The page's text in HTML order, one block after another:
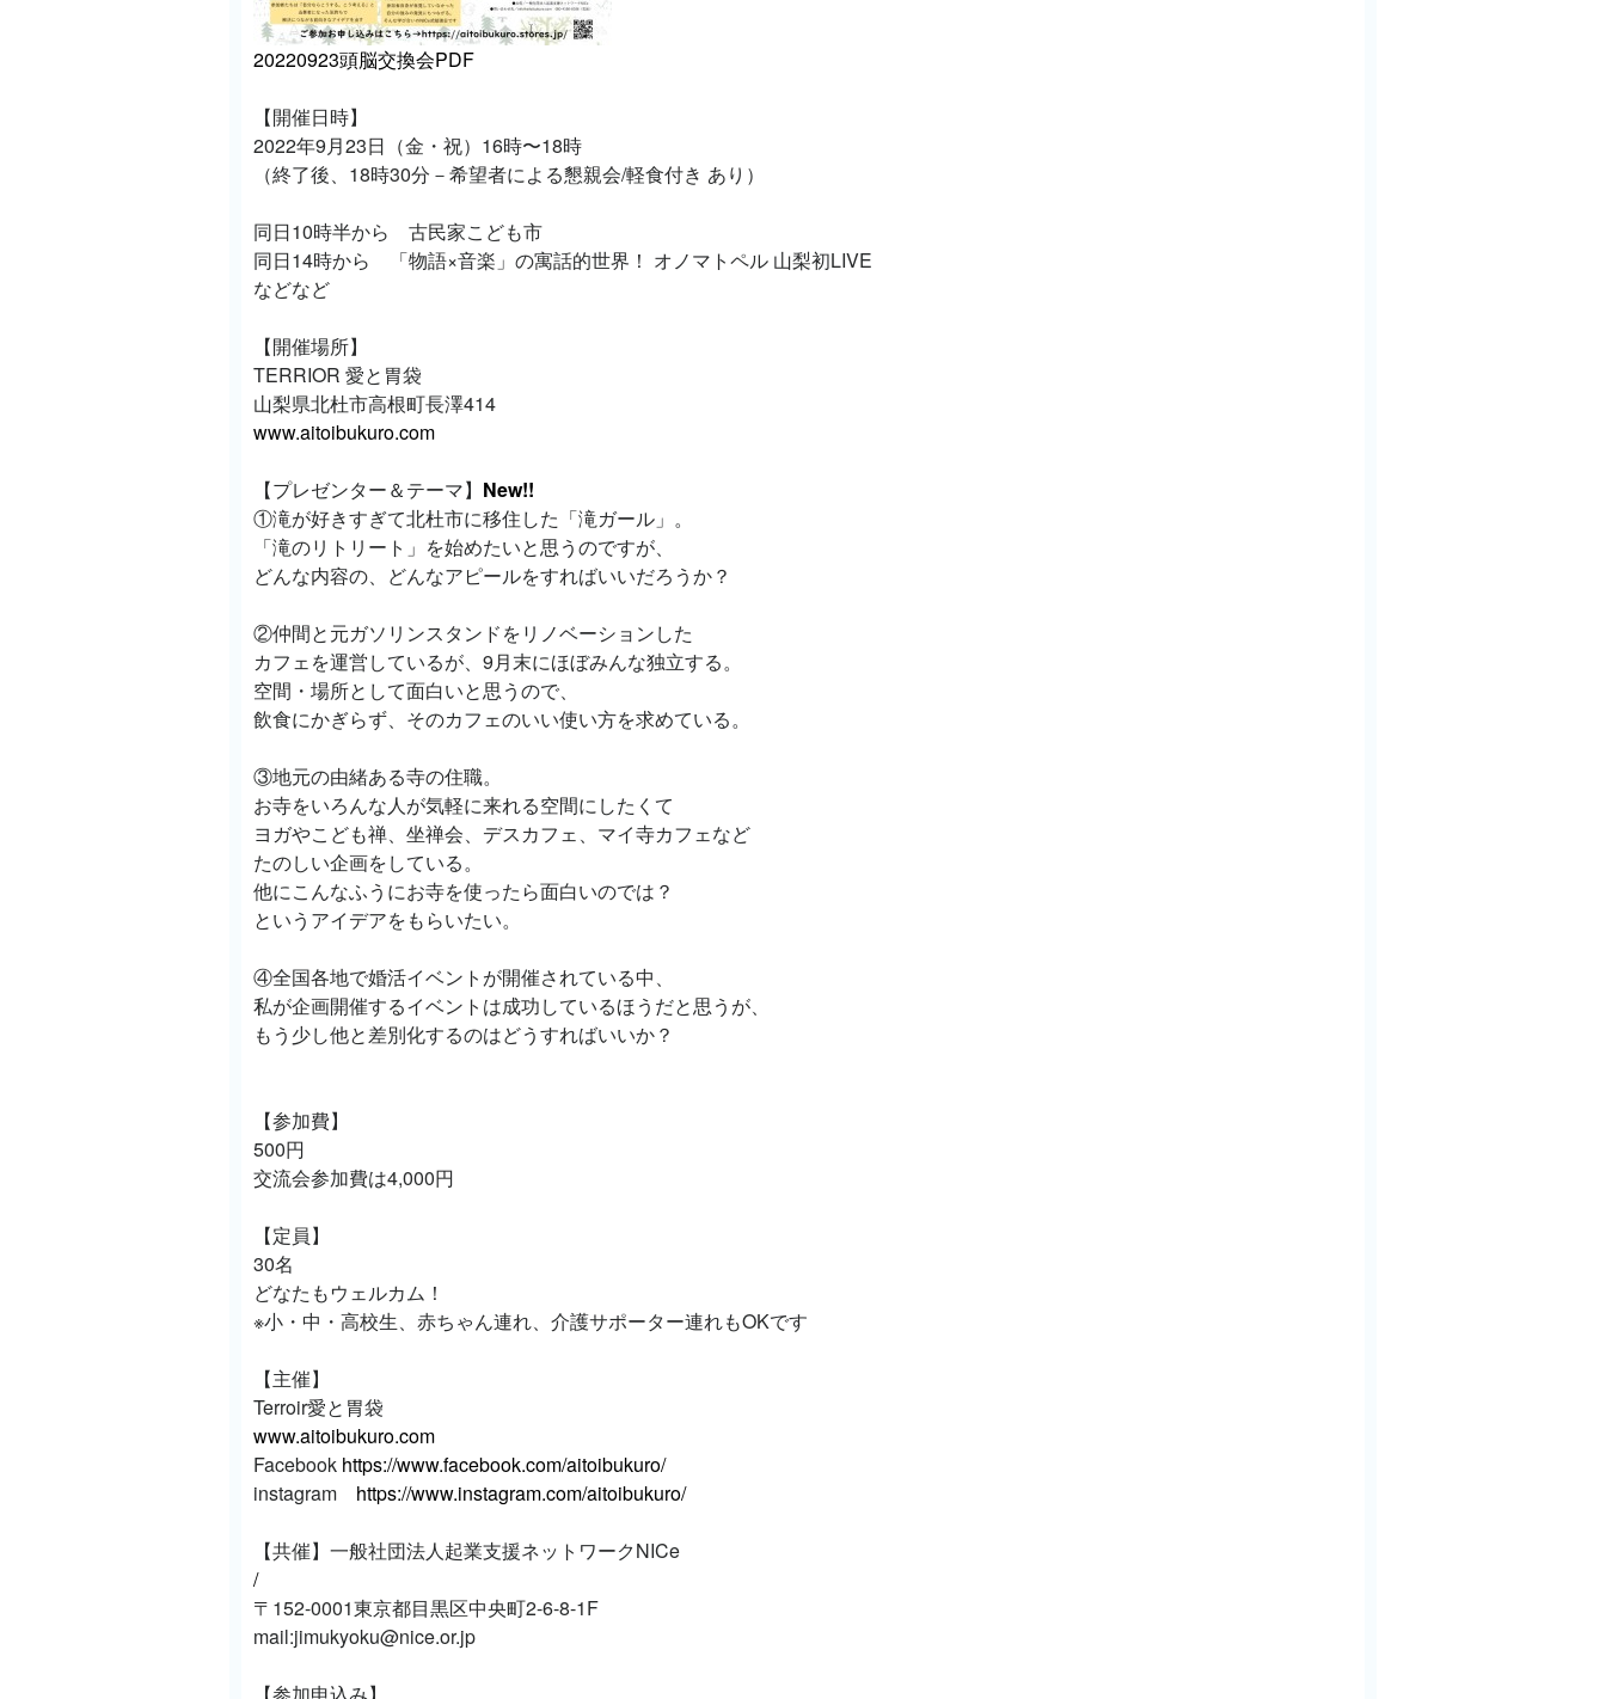
20220923頭脳交換会PDF
【開催日時】
2022年9月23日（金・祝）16時〜18時
（終了後、18時30分－希望者による懇親会/軽食付き あり）
同日10時半から 古民家こども市
同日14時から 「物語×音楽」の寓話的世界！ オノマトペル 山梨初LIVE
などなど
【開催場所】
TERRIOR 愛と胃袋
山梨県北杜市高根町長澤414
www.aitoibukuro.com
【プレゼンター＆テーマ】 New!!
①滝が好きすぎて北杜市に移住した「滝ガール」。
「滝のリトリート」を始めたいと思うのですが、
どんな内容の、どんなアピールをすればいいだろうか？
②仲間と元ガソリンスタンドをリノベーションした
カフェを運営しているが、9月末にほぼみんな独立する。
空間・場所として面白いと思うので、
飲食にかぎらず、そのカフェのいい使い方を求めている。
③地元の由緒ある寺の住職。
お寺をいろんな人が気軽に来れる空間にしたくて
ヨガやこども禅、坐禅会、デスカフェ、マイ寺カフェなど
たのしい企画をしている。
他にこんなふうにお寺を使ったら面白いのでは？
というアイデアをもらいたい。
④全国各地で婚活イベントが開催されている中、
私が企画開催するイベントは成功しているほうだと思うが、
もう少し他と差別化するのはどうすればいいか？
【参加費】
500円
交流会参加費は4,000円
【定員】
30名
どなたもウェルカム！
※小・中・高校生、赤ちゃん連れ、介護サポーター連れもOKです
【主催】
Terroir愛と胃袋
www.aitoibukuro.com
Facebook https://www.facebook.com/aitoibukuro/
instagram https://www.instagram.com/aitoibukuro/
【共催】一般社団法人起業支援ネットワークNICe
/
〒152-0001東京都目黒区中央町2-6-8-1F
mail:jimukyoku@nice.or.jp